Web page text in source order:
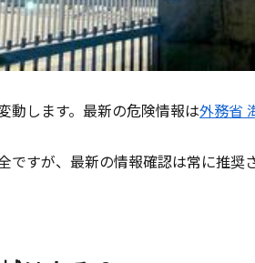
動します。最新の危険情報は外務省
すが、最新の情報確認は常に推奨さ